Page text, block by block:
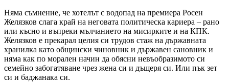
Няма съмнение, че хотелът с водопад на премиера Росен
Желязков слага край на неговата политическа кариера – рано
или късно и въпреки мълчанието на мисирките и на КПК.
Желязков е прекарал целия си трудов стаж на държавната
хранилка като общински чиновник и държавен сановник и
няма как по морален начин да обясни невъобразимото си
семейно забогатяване чрез жена си и дъщеря си. Или пък зет
си и баджанака си.